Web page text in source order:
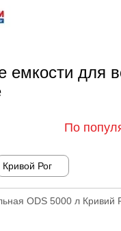
емкости для
По
Кривой Рог